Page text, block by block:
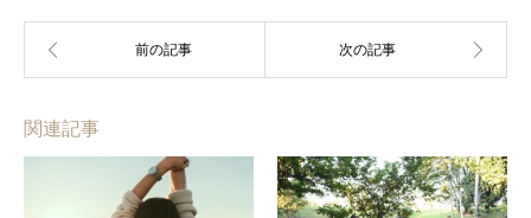
関連記事